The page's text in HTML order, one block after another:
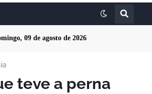
09 de agosto de 2026
teve a perna